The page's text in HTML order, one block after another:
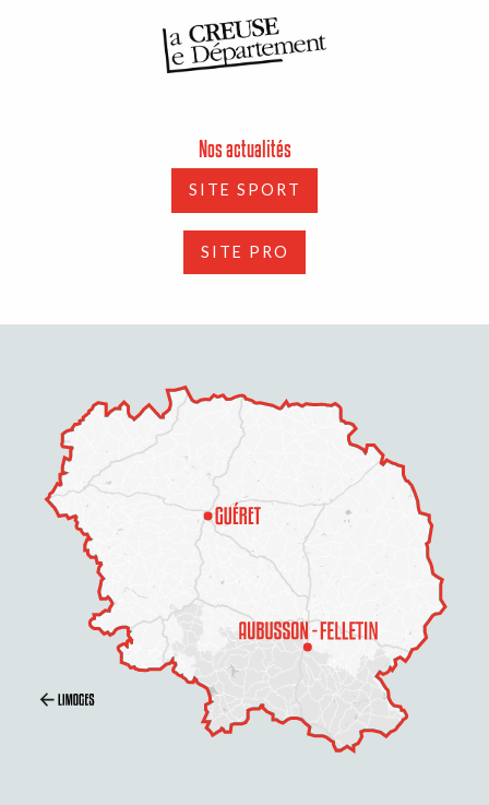
Description
Nos actualités
SITE SPORT
SITE PRO